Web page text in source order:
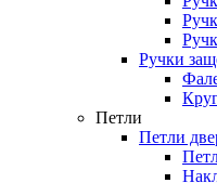
Ручки
Петли
Петли